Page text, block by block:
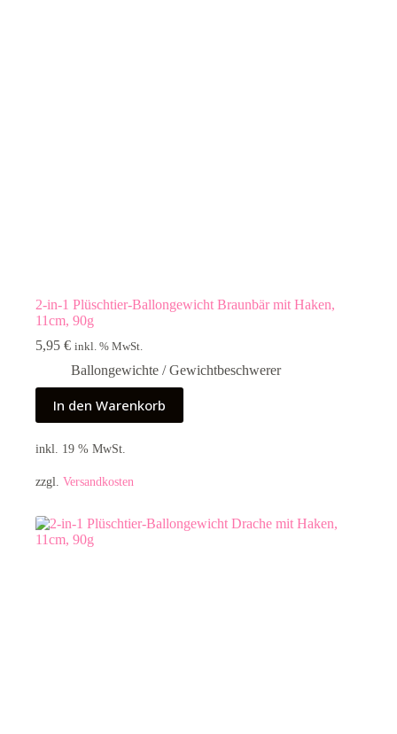
2-in-1 Plüschtier-Ballongewicht Braunbär mit Haken,
11cm, 90g
5,95 € inkl. % MwSt.
Ballongewichte / Gewichtbeschwerer
In den Warenkorb
inkl. 19 % MwSt.
zzgl. Versandkosten